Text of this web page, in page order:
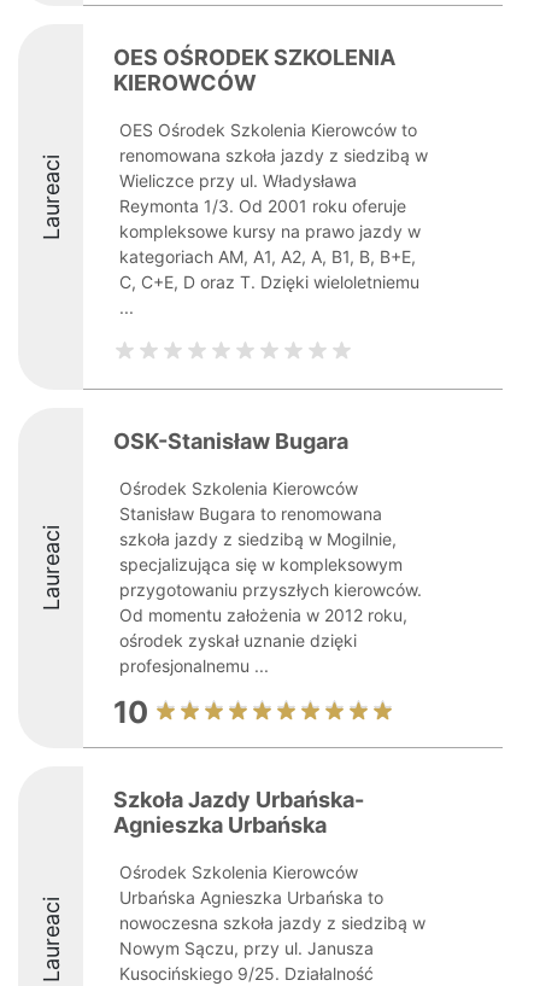
Laureaci
OES OŚRODEK SZKOLENIA
KIEROWCÓW
OES Ośrodek Szkolenia Kierowców to
renomowana szkoła jazdy z siedzibą w
Wieliczce przy ul. Władysława
Reymonta 1/3. Od 2001 roku oferuje
kompleksowe kursy na prawo jazdy w
kategoriach AM, A1, A2, A, B1, B, B+E,
C, C+E, D oraz T. Dzięki wieloletniemu
...
Laureaci
OSK-Stanisław Bugara
Ośrodek Szkolenia Kierowców
Stanisław Bugara to renomowana
szkoła jazdy z siedzibą w Mogilnie,
specjalizująca się w kompleksowym
przygotowaniu przyszłych kierowców.
Od momentu założenia w 2012 roku,
ośrodek zyskał uznanie dzięki
profesjonalnemu ...
10
Laureaci
Szkoła Jazdy Urbańska-
Agnieszka Urbańska
Ośrodek Szkolenia Kierowców
Urbańska Agnieszka Urbańska to
nowoczesna szkoła jazdy z siedzibą w
Nowym Sączu, przy ul. Janusza
Kusocińskiego 9/25. Działalność